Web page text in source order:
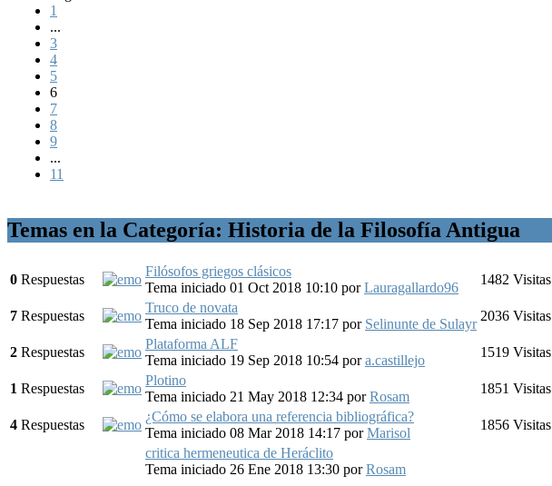
1
...
3
4
5
6
7
8
9
...
11
Temas en la Categoría: Historia de la Filosofía Antigua
0 Respuestas
Filósofos griegos clásicos
Tema iniciado 01 Oct 2018 10:10 porLauragallardo96
1482 Visitas
7 Respuestas
Truco de novata
Tema iniciado 18 Sep 2018 17:17 por Selinunte de Sulayr
2036 Visitas
2 Respuestas
Plataforma ALF
Tema iniciado 19 Sep 2018 10:54 pora.castillejo
1519 Visitas
1 Respuestas
Plotino
Tema iniciado 21 May 2018 12:34 porRosam
1851 Visitas
4 Respuestas
¿Cómo se elabora una referencia bibliográfica?
Tema iniciado 08 Mar 2018 14:17 porMarisol
1856 Visitas
critica hermeneutica de Heráclito
Tema iniciado 26 Ene 2018 13:30 porRosam